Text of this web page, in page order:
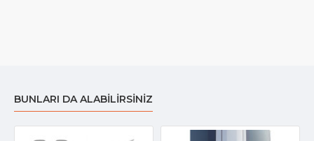
BUNLARI DA ALABILIRSINIZ